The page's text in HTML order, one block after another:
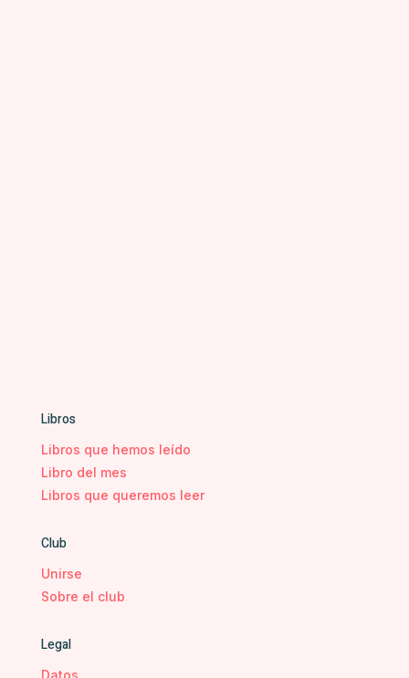
Libros
Libros que hemos leído
Libro del mes
Libros que queremos leer
Club
Unirse
Sobre el club
Legal
Datos